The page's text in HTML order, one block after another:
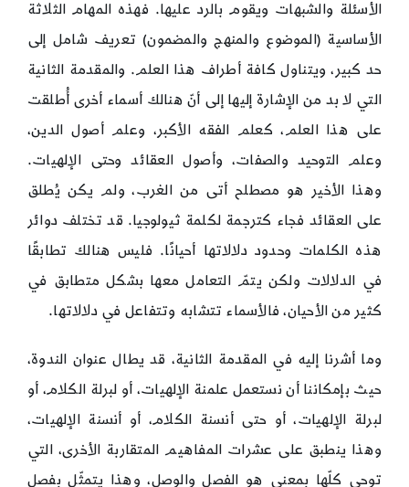
الأسئلة والشبهات ويقوم بالرد عليها. فهذه المهام الثلاثة
الأساسية (الموضوع والمنهج والمضمون) تعريف شامل إلى
حد كبير، ويتناول كافة أطراف هذا العلم. والمقدمة الثانية
التي لا بد من الإشارة إليها إلى أنّ هنالك أسماء أخرى أُطلقت
على هذا العلم، كعلم الفقه الأكبر، وعلم أصول الدين،
وعلم التوحيد والصفات، وأصول العقائد وحتى الإلهيات.
وهذا الأخير هو مصطلح أتى من الغرب، ولم يكن يُطلق
على العقائد فجاء كترجمة لكلمة ثيولوجيا. قد تختلف دوائر
هذه الكلمات وحدود دلالاتها أحيانًا. فليس هنالك تطابقًا
في الدلالات ولكن يتمّ التعامل معها بشكل متطابق في
كثير من الأحيان، فالأسماء تتشابه وتتفاعل في دلالاتها.
وما أشرنا إليه في المقدمة الثانية، قد يطال عنوان الندوة،
حيث بإمكاننا أن نستعمل علمنة الإلهيات، أو لبرلة الكلام، أو
لبرلة الإلهيات، أو حتى أنسنة الكلام، أو أنسنة الإلهيات،
وهذا ينطبق على عشرات المفاهيم المتقاربة الأخرى، التي
توحي كلّها بمعنى هو الفصل والوصل، وهذا يتمثّل بفصل